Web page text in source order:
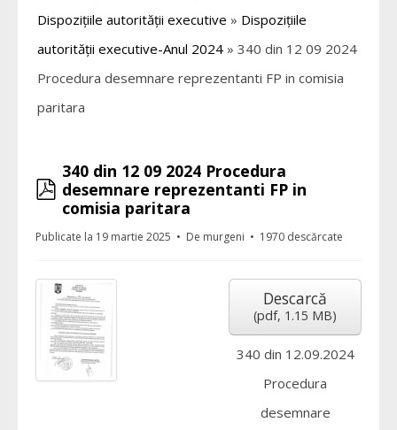
Dispozițiile autorității executive » Dispozițiile
autorității executive-Anul 2024 » 340 din 12 09 2024
Procedura desemnare reprezentanti FP in comisia
paritara
pdf
340 din 12 09 2024 Procedura
desemnare reprezentanti FP in
comisia paritara
Publicate la 19 martie 2025 De murgeni 1970 descărcate
Descarcă
(pdf, 1.15 MB)
340 din 12.09.2024
Procedura
desemnare